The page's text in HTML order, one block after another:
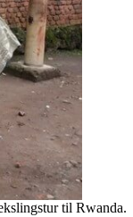
til Rwanda.